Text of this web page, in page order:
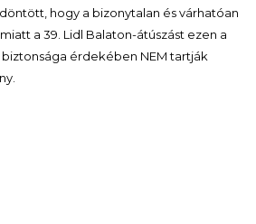
hogy a bizonytalan és várhatóan
a 39. Lidl Balaton-átúszást ezen a
érdekében NEM tartják